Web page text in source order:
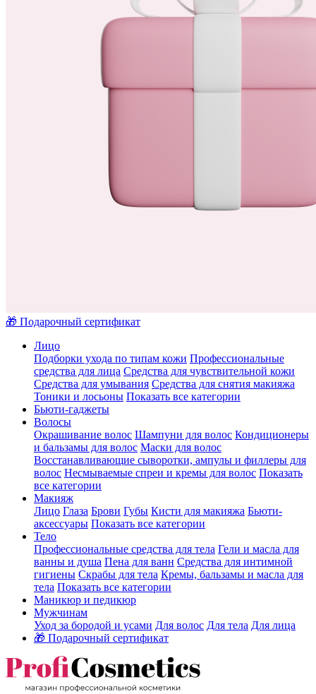
🎁 Подарочный сертификат
Лицо
Подборки ухода по типам кожи Профессиональные
средства для лица Средства для чувствительной кожи
Средства для умывания Средства для снятия макияжа
Тоники и лосьоны Показать все категории
Бьюти-гаджеты
Волосы
Окрашивание волос Шампуни для волос Кондиционеры
и бальзамы для волос Маски для волос
Восстанавливающие сыворотки, ампулы и филлеры для
волос Несмываемые спреи и кремы для волос Показать
все категории
Макияж
Лицо Глаза Брови Губы Кисти для макияжа Бьюти-
аксессуары Показать все категории
Тело
Профессиональные средства для тела Гели и масла для
ванны и душа Пена для ванн Средства для интимной
гигиены Скрабы для тела Кремы, бальзамы и масла для
тела Показать все категории
Маникюр и педикюр
Мужчинам
Уход за бородой и усами Для волос Для тела Для лица
🎁 Подарочный сертификат